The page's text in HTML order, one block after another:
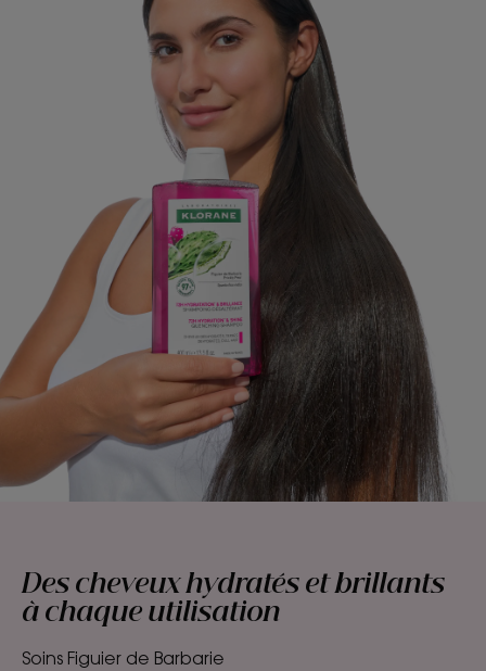
Des cheveux hydratés et brillants
à chaque utilisation
Soins Figuier de Barbarie